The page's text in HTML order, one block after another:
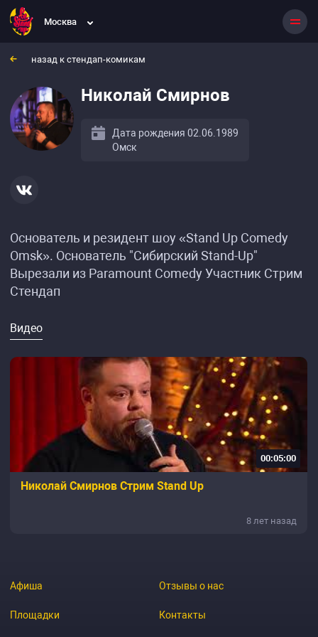
Москва
назад к стендап-комикам
Николай Смирнов
Дата рождения 02.06.1989
Омск
Основатель и резидент шоу «Stand Up Comedy
Omsk». Основатель "Сибирский Stand-Up"
Вырезали из Paramount Comedy Участник Стрим
Стендап
Видео
00:05:00
Николай Смирнов Стрим Stand Up
8 лет назад
Афиша
Площадки
Отзывы о нас
Контакты